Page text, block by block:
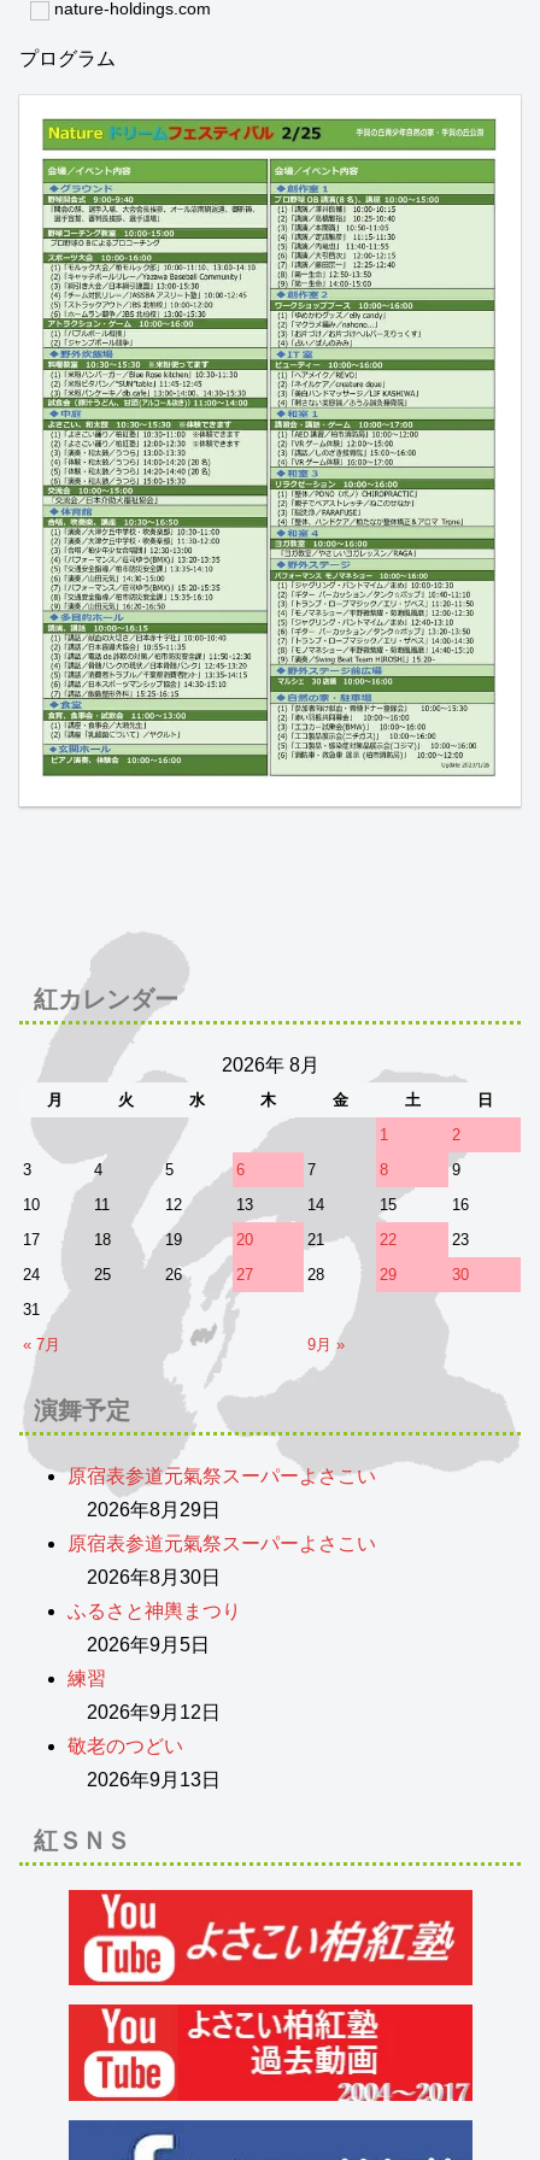
nature-holdings.com
プログラム
紅カレンダー
2026年 8月
月 火 水 木 金 土
日
1
2
3
4 5 6 7 8
9
10
11 12 13 14 15
16
17
18 19 20 21 22
23
24
25 26 27 28 29
30
31
« 7月
9月 »
演舞予定
原宿表参道元氣祭スーパーよさこい
2026年8月29日
原宿表参道元氣祭スーパーよさこい
2026年8月30日
ふるさと神輿まつり
2026年9月5日
練習
2026年9月12日
敬老のつどい
2026年9月13日
紅ＳＮＳ